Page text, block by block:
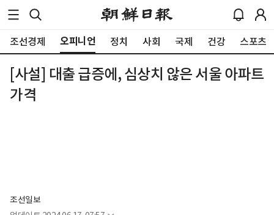
조선경제 오피니언 정치 사회 국제 건강 스포츠
[사설] 대출 급증에, 심상치 않은 서울 아파트
가격
조선일보